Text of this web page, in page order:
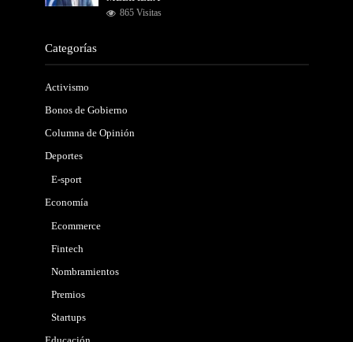
865 Visitas
Categorías
Activismo
Bonos de Gobierno
Columna de Opinión
Deportes
E-sport
Economía
Ecommerce
Fintech
Nombramientos
Premios
Startups